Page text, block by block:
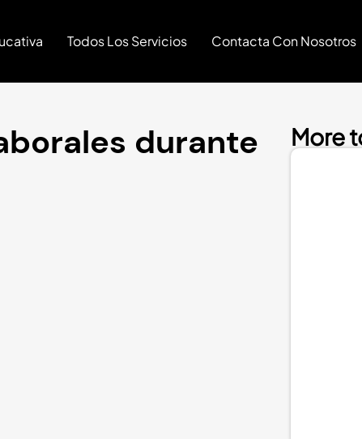
Todos Los Servicios Contacta Con Nosotros
durante More